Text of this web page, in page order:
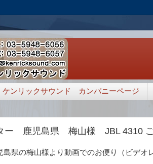
ケンリックサウンド カンパニーページ
ー 鹿児島県 梅山様 JBL 4310
島県の梅山様より動画でのお便り（ビデオ